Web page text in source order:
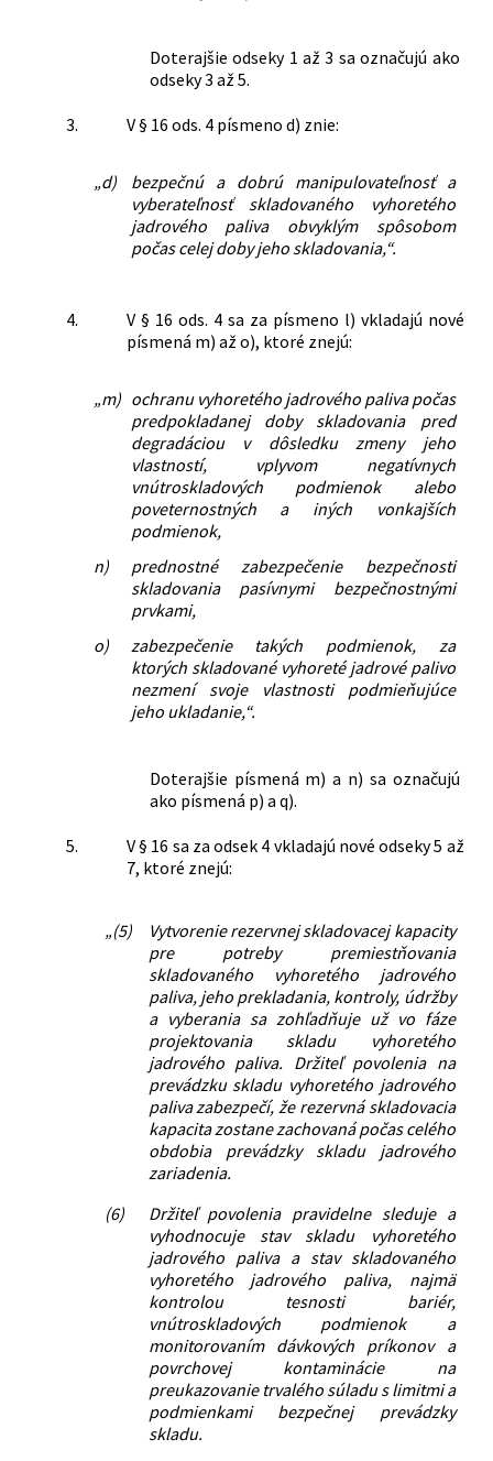
Doterajšie odseky 1 až 3 sa označujú ako
odseky 3 až 5.
3. V § 16 ods. 4 písmeno d) znie:
„d)
bezpečnú a dobrú manipulovateľnosť a
vyberateľnosť skladovaného vyhoretého
jadrového paliva obvyklým spôsobom
počas celej doby jeho skladovania,“.
4.
V § 16 ods. 4 sa za písmeno l) vkladajú nové
písmená m) až o), ktoré znejú:
„m) ochranu vyhoretého jadrového paliva počas
predpokladanej doby skladovania pred
degradáciou v dôsledku zmeny jeho
vlastností, vplyvom negatívnych
vnútroskladových podmienok alebo
poveternostných a iných vonkajších
podmienok,
n)
prednostné zabezpečenie bezpečnosti
skladovania pasívnymi bezpečnostnými
prvkami,
o)
zabezpečenie takých podmienok, za
ktorých skladované vyhoreté jadrové palivo
nezmení svoje vlastnosti podmieňujúce
jeho ukladanie,“.
Doterajšie písmená m) a n) sa označujú
ako písmená p) a q).
5.
V § 16 sa za odsek 4 vkladajú nové odseky 5 až
7, ktoré znejú:
„(5)
Vytvorenie rezervnej skladovacej kapacity
pre potreby premiestňovania
skladovaného vyhoretého jadrového
paliva, jeho prekladania, kontroly, údržby
a vyberania sa zohľadňuje už vo fáze
projektovania skladu vyhoretého
jadrového paliva. Držiteľ povolenia na
prevádzku skladu vyhoretého jadrového
paliva zabezpečí, že rezervná skladovacia
kapacita zostane zachovaná počas celého
obdobia prevádzky skladu jadrového
zariadenia.
(6)
Držiteľ povolenia pravidelne sleduje a
vyhodnocuje stav skladu vyhoretého
jadrového paliva a stav skladovaného
vyhoretého jadrového paliva, najmä
kontrolou tesnosti bariér,
vnútroskladových podmienok a
monitorovaním dávkových príkonov a
povrchovej kontaminácie na
preukazovanie trvalého súladu s limitmi a
podmienkami bezpečnej prevádzky
skladu.